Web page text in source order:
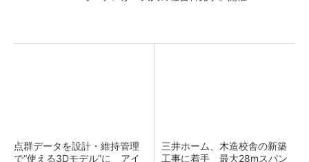
点群データを設計・維持管理
で“使える3Dモデル”に アイ
三井ホーム、木造校舎の新築
工事に着手 最大28mスパン